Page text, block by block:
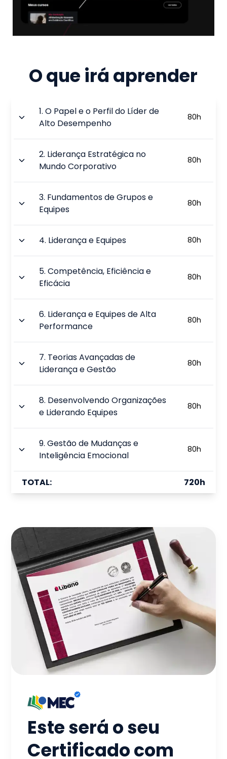
O que irá aprender
1.O Papel e o Perfil do Líder de
Alto Desempenho
80h
2. Liderança Estratégica no
Mundo Corporativo
80h
3. Fundamentos de Grupos e
Equipes
80h
4. Liderança e Equipes 80h
5.Competência, Eficiência e
Eficácia
80h
6. Liderança e Equipes de Alta
Performance
80h
7. Teorias Avançadas de
Liderança e Gestão
80h
8. Desenvolvendo Organizações
e Liderando Equipes
80h
9.Gestão de Mudanças e
Inteligência Emocional
80h
TOTAL: 720h
Este será o seu
Certificado com